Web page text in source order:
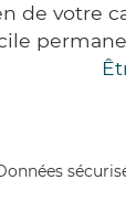
de votre